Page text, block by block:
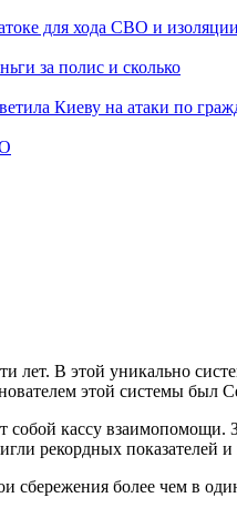
для хода СВО и
за полис и сколько
Киеву на атаки по
лет. В этой уникально
этой системы
кассу
рекордных показателей
сбережения более чем в